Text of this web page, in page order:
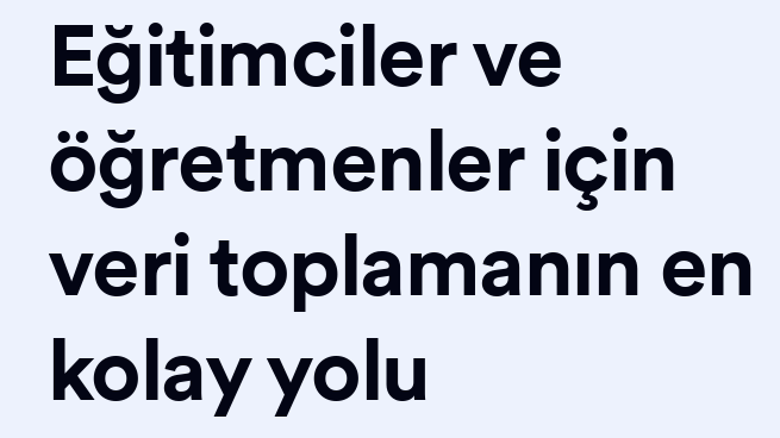
Eğitimciler ve
öğretmenler için
veri toplamanın en
kolay yolu